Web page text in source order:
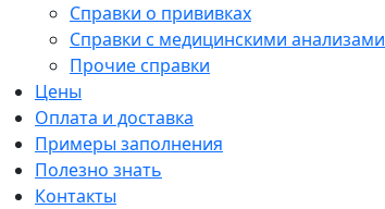
Справки о прививках
Справки с медицинскими анализами
Прочие справки
Цены
Оплата и доставка
Примеры заполнения
Полезно знать
Контакты